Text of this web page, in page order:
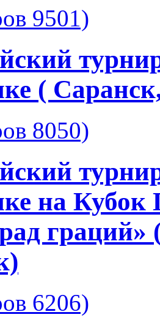
9501)
(
8050)
на
граций»
6206)